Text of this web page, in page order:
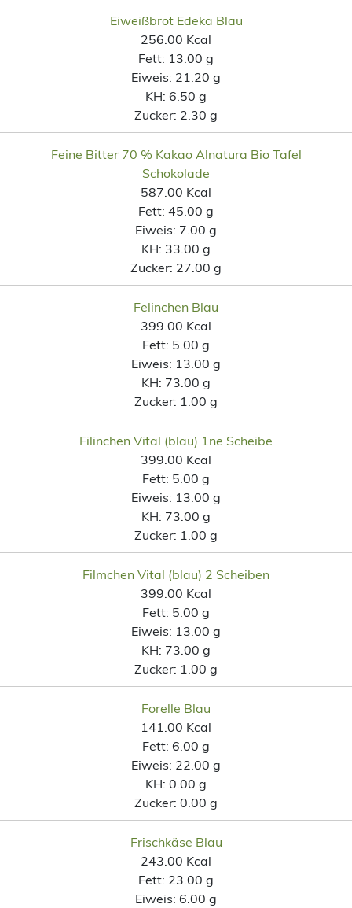
Eiweißbrot Edeka Blau
256.00 Kcal
Fett: 13.00 g
Eiweis: 21.20 g
KH: 6.50 g
Zucker: 2.30 g
Feine Bitter 70 % Kakao Alnatura Bio Tafel
Schokolade
587.00 Kcal
Fett: 45.00 g
Eiweis: 7.00 g
KH: 33.00 g
Zucker: 27.00 g
Felinchen Blau
399.00 Kcal
Fett: 5.00 g
Eiweis: 13.00 g
KH: 73.00 g
Zucker: 1.00 g
Filinchen Vital (blau) 1ne Scheibe
399.00 Kcal
Fett: 5.00 g
Eiweis: 13.00 g
KH: 73.00 g
Zucker: 1.00 g
Filmchen Vital (blau) 2 Scheiben
399.00 Kcal
Fett: 5.00 g
Eiweis: 13.00 g
KH: 73.00 g
Zucker: 1.00 g
Forelle Blau
141.00 Kcal
Fett: 6.00 g
Eiweis: 22.00 g
KH: 0.00 g
Zucker: 0.00 g
Frischkäse Blau
243.00 Kcal
Fett: 23.00 g
Eiweis: 6.00 g